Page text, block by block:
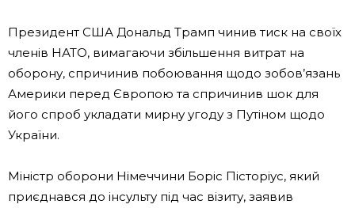
Президент США Дональд Трамп чинив тиск на своїх
членів НАТО, вимагаючи збільшення витрат на
оборону, спричинив побоювання щодо зобов’язань
Америки перед Європою та спричинив шок для
його спроб укладати мирну угоду з Путіном щодо
України.
Міністр оборони Німеччини Боріс Пісторіус, який
приєднався до інсульту під час візиту, заявив